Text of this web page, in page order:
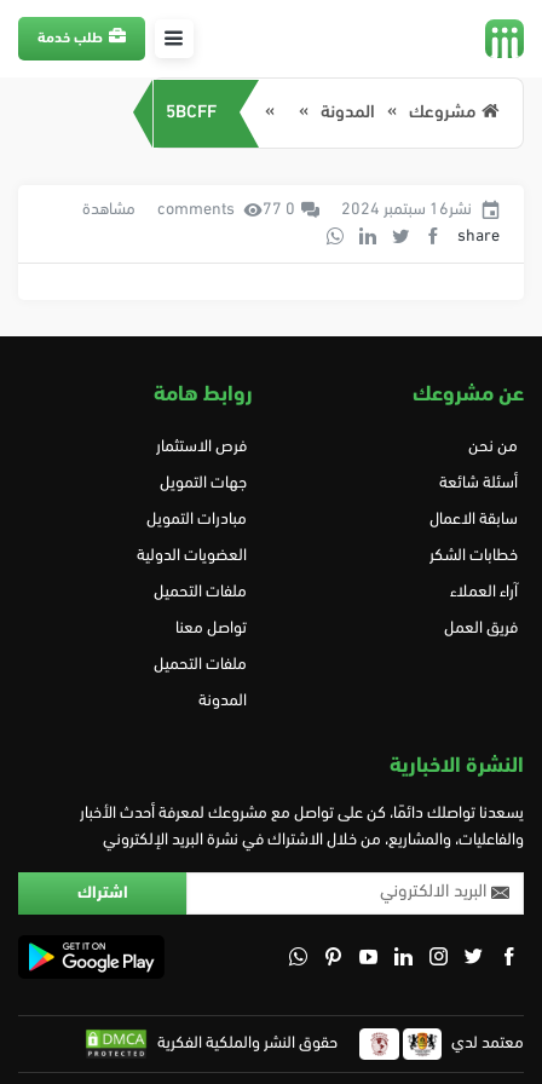
طلب خدمة
مشروعك المدونة 5BCFF
نشر16 سبتمبر 2024 0 comments 77 مشاهدة
share
عن مشروعك
من نحن
أسئلة شائعة
سابقة الاعمال
خطابات الشكر
آراء العملاء
فريق العمل
روابط هامة
فرص الاستثمار
جهات التمويل
مبادرات التمويل
العضويات الدولية
ملفات التحميل
تواصل معنا
ملفات التحميل
المدونة
النشرة الاخبارية
يسعدنا تواصلك دائمًا، كن على تواصل مع مشروعك لمعرفة أحدث الأخبار
والفاعليات، والمشاريع، من خلال الاشتراك في نشرة البريد الإلكتروني
معتمد لدي حقوق النشر والملكية الفكرية